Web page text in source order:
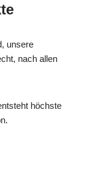
unsere
nach allen
höchste